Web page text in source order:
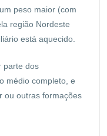
peso maior (com
região Nordeste
está aquecido.
parte dos
médio completo, e
ou outras formações